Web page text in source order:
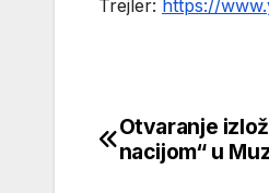
Trejler: https://
Кретање
Otvaranje
nacijom“ u